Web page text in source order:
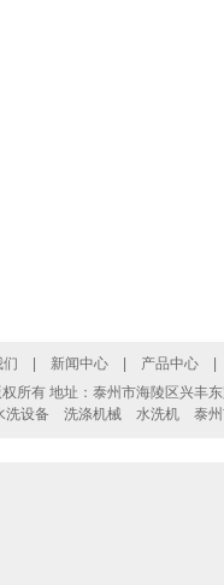
们 新闻中心 产品中心
权所有 地址：泰州市海陵区兴
洗设备 洗涤机械 水洗机 泰